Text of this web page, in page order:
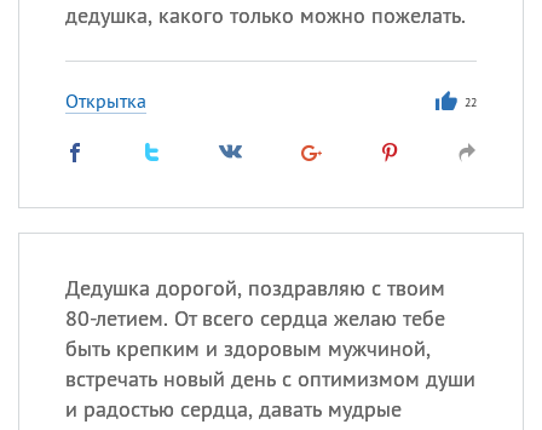
дедушка, какого только можно пожелать.
Открытка 22
Дедушка дорогой, поздравляю с твоим
80-летием. От всего сердца желаю тебе
быть крепким и здоровым мужчиной,
встречать новый день с оптимизмом души
и радостью сердца, давать мудрые